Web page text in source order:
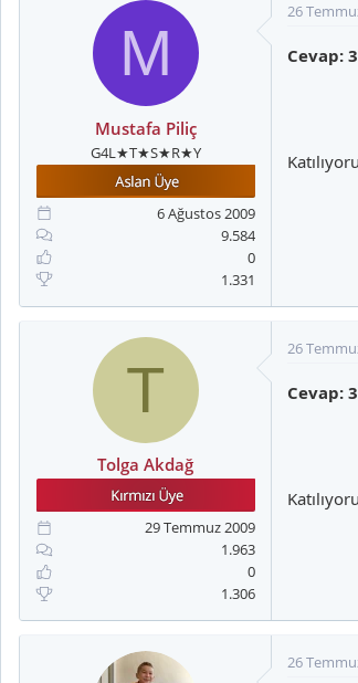
M
Mustafa Piliç
G4L★T★S★R★Y
6 Ağustos 2009
9.584
0
1.331
26
Cevap:
T
Tolga Akdağ
29 Temmuz 2009
1.963
0
1.306
26
Cevap:
26